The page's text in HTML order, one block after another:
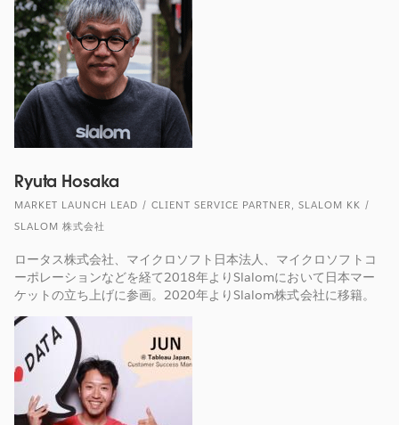
Ryuta Hosaka
MARKET LAUNCH LEAD / CLIENT SERVICE PARTNER, SLALOM KK /
SLALOM 株式会社
ロータス株式会社、マイクロソフト日本法人、マイクロソフトコ
ーポレーションなどを経て2018年よりSlalomにおいて日本マー
ケットの立ち上げに参画。2020年よりSlalom株式会社に移籍。